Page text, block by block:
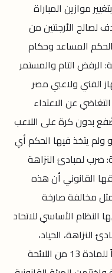
موازين المباراة
لصالح الأرجنتين من
المساعد وحكام
الرفض التام والمستمر
الفني ولاعبي مصر
اللقطات الجدلية عبر الشاشة. 5. التغاضي عن الاعتداء
بدون كرة على اللاعب
يتخذ فيها الحكم أي
ضرب لمبادئ النزاهة
القانوني أن هذه
مخالفة صارخة
النظام الأساسي للاتحاد
النزاهة، الحياد،
والعدالة الكروية، كما تشكل خرقاً واضحاً للمادة 13 من اللائحة